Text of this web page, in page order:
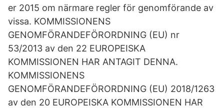
er 2015 om närmare regler för genomförande av
vissa. KOMMISSIONENS
GENOMFÖRANDEFÖRORDNING (EU) nr
53/2013 av den 22 EUROPEISKA
KOMMISSIONEN HAR ANTAGIT DENNA.
KOMMISSIONENS
GENOMFÖRANDEFÖRORDNING (EU) 2018/1263
av den 20 EUROPEISKA KOMMISSIONEN HAR